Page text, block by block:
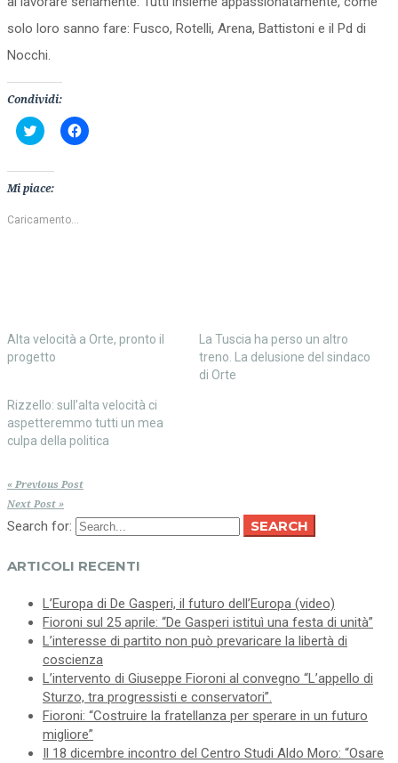
solo loro sanno fare: Fusco, Rotelli, Arena, Battistoni e il Pd di
Nocchi.
Condividi:
Fai
clic
condividere
su
Twitter
apre
Fai
clic
Mi piace:
Caricamento...
Alta velocità a Orte, pronto il
progetto
La Tuscia ha perso un altro
treno. La delusione del sindaco
di Orte
Rizzello: sull’alta velocità ci
aspetteremmo tutti un mea
culpa della politica
« Previous Post
Next Post »
Search for: SEARCH
ARTICOLI RECENTI
L’Europa di De Gasperi, il futuro dell’Europa (video)
Fioroni sul 25 aprile: “De Gasperi istituì una festa di unità”
L’interesse di partito non può prevaricare la libertà di
coscienza
L’intervento di Giuseppe Fioroni al convegno “L’appello di
Sturzo, tra progressisti e conservatori”.
Fioroni: “Costruire la fratellanza per sperare in un futuro
migliore”
Il 18 dicembre incontro del Centro Studi Aldo Moro: “Osare